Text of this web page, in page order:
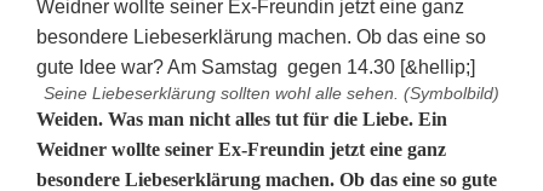
Seine Liebeserklärung sollten wohl alle sehen. (Symbolbild)
I
c
Weiden. Was man nicht alles tut für die Liebe. Ein
Weidner wollte seiner Ex-Freundin jetzt eine ganz
besondere Liebeserklärung machen. Ob das eine so gute